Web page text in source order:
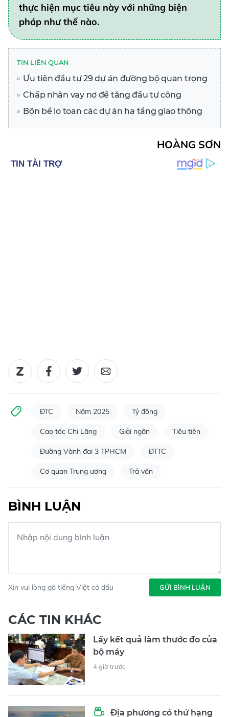
thực hiện mục tiêu này với những biện
pháp như thế nào.
TIN LIÊN QUAN
Ưu tiên đầu tư 29 dự án đường bộ quan trọng
Chấp nhận vay nợ để tăng đầu tư công
Bộn bề lo toan các dự án hạ tầng giao thông
HOÀNG SƠN
ĐTC Năm 2025 Tỷ đồng
Cao tốc Chi Lăng Giải ngân Tiêu tiền
Đường Vành đai 3 TPHCM ĐTTC
Cơ quan Trung ương Trả vốn
BÌNH LUẬN
Xin vui lòng gõ tiếng Việt có dấu GỬI BÌNH LUẬN
CÁC TIN KHÁC
Lấy kết quả làm thước đo của
bộ máy
4 giờ trước
Địa phương có thứ hạng